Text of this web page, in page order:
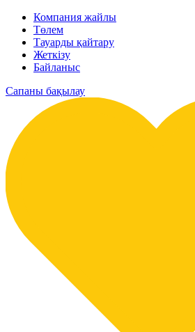
Компания жайлы
Төлем
Тауарды қайтару
Жеткізу
Байланыс
Сапаны бақылау